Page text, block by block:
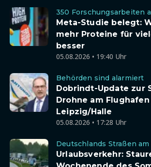
350 Forschungsarbeiten
Meta-Studie belegt:
mehr Proteine für
besser
05.08.2026 • 19:40 Uhr
Behörden sind alarmiert
Dobrindt-Update zur
Drohne am Flughafen
Leipzig/Halle
05.08.2026 • 17:28 Uhr
Deutschlands Straßen
Urlaubsverkehr: